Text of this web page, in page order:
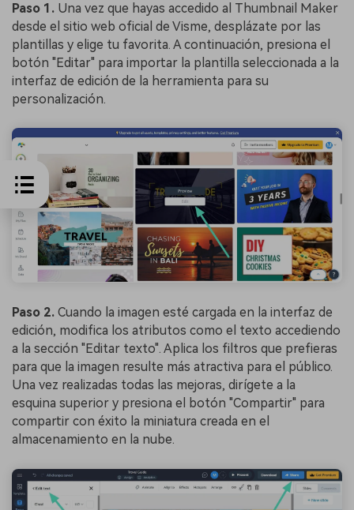
Paso 1. Una vez que hayas accedido al Thumbnail Maker
desde el sitio web oficial de Visme, desplázate por las
plantillas y elige tu favorita. A continuación, presiona el
botón "Editar" para importar la plantilla seleccionada a la
interfaz de edición de la herramienta para su
personalización.
Paso 2. Cuando la imagen esté cargada en la interfaz de
edición, modifica los atributos como el texto accediendo
a la sección "Editar texto". Aplica los filtros que prefieras
para que la imagen resulte más atractiva para el público.
Una vez realizadas todas las mejoras, dirígete a la
esquina superior y presiona el botón "Compartir" para
compartir con éxito la miniatura creada en el
almacenamiento en la nube.